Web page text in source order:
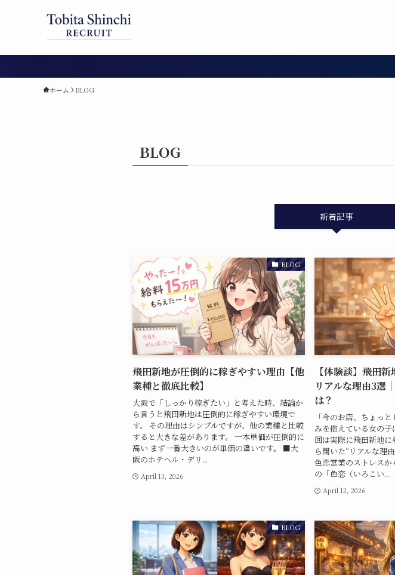
ホーム BLOG
BLOG
新着記事
BLOG
飛田新地が圧倒的に稼ぎやすい理由【他
業種と徹底比較】
大阪で「しっかり稼ぎたい」と考えた時、結論か
ら言うと飛田新地は圧倒的に稼ぎやすい環境で
す。 その理由はシンプルですが、他の業種と比較
すると大きな差があります。 一本単価が圧倒的に
高い まず一番大きいのが単価の違いです。 ■大
阪のホテヘル・デリ...
April 13, 2026
【体験談】飛田
リアルな理由3選
は？
「今のお店、ちょっ
みを抱えている女の
回は実際に飛田新地
ら聞いた“リアルな理
色恋営業のストレス
の「色恋（いろこい...
April 12, 2026
BLOG